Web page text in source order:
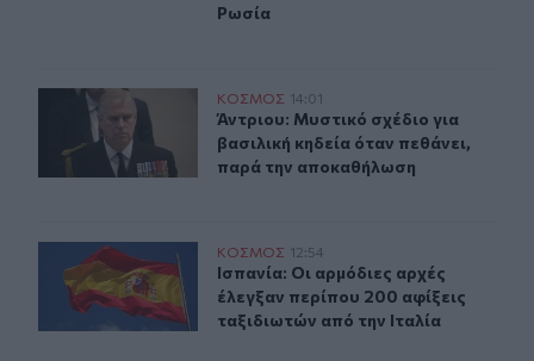
Ρωσία
Άντριου: Μυστικό σχέδιο για βασιλική κηδεία όταν
ΚΟΣΜΟΣ 14:01
Άντριου: Μυστικό σχέδιο για
Άντριου: Μυστικό σχέδιο για
βασιλική κηδεία όταν πεθάνει,
παρά την αποκαθήλωση
Ισπανία: Οι αρμόδιες αρχές έλεγξαν περίπου 200
ΚΟΣΜΟΣ 12:54
Ισπανία: Οι αρμόδιες αρχές
Ισπανία: Οι αρμόδιες αρχές
έλεγξαν περίπου 200 αφίξεις
ταξιδιωτών από την Ιταλία